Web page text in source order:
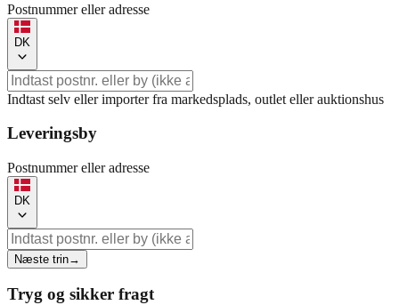
Postnummer eller adresse
DK
Indtast selv eller importer fra markedsplads, outlet eller auktionshus
Leveringsby
Postnummer eller adresse
DK
Næste trin→
Tryg og sikker fragt